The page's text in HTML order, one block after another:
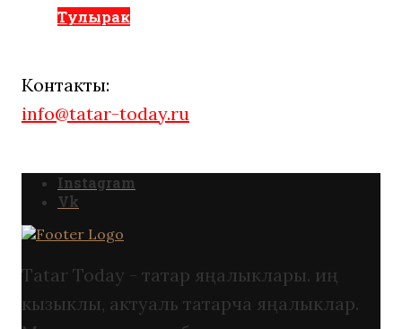
Тулырак
Контакты:
info@tatar-today.ru
Instagram
Vk
Tatar Today - татар яңалыклары. иң
кызыклы, актуаль татарча яңалыклар.